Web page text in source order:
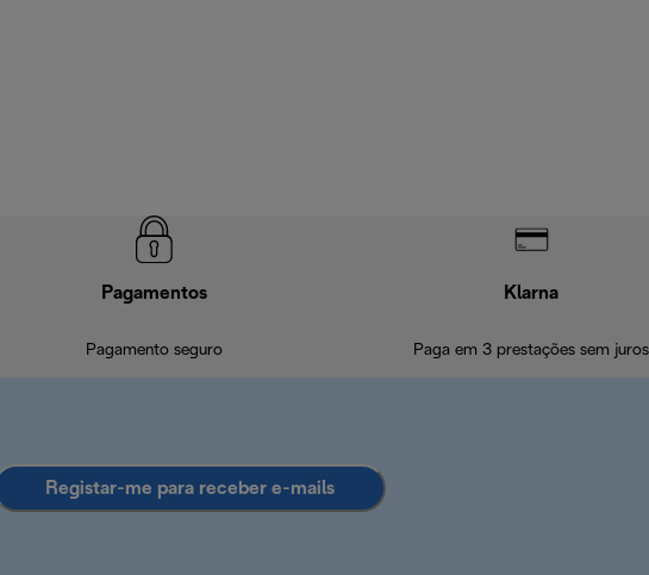
Pagamentos
Pagamento seguro
Klarna
Paga em 3 prestações sem juros
Registar-me para receber e-mails